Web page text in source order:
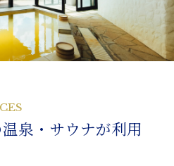
泉・サウナが利用